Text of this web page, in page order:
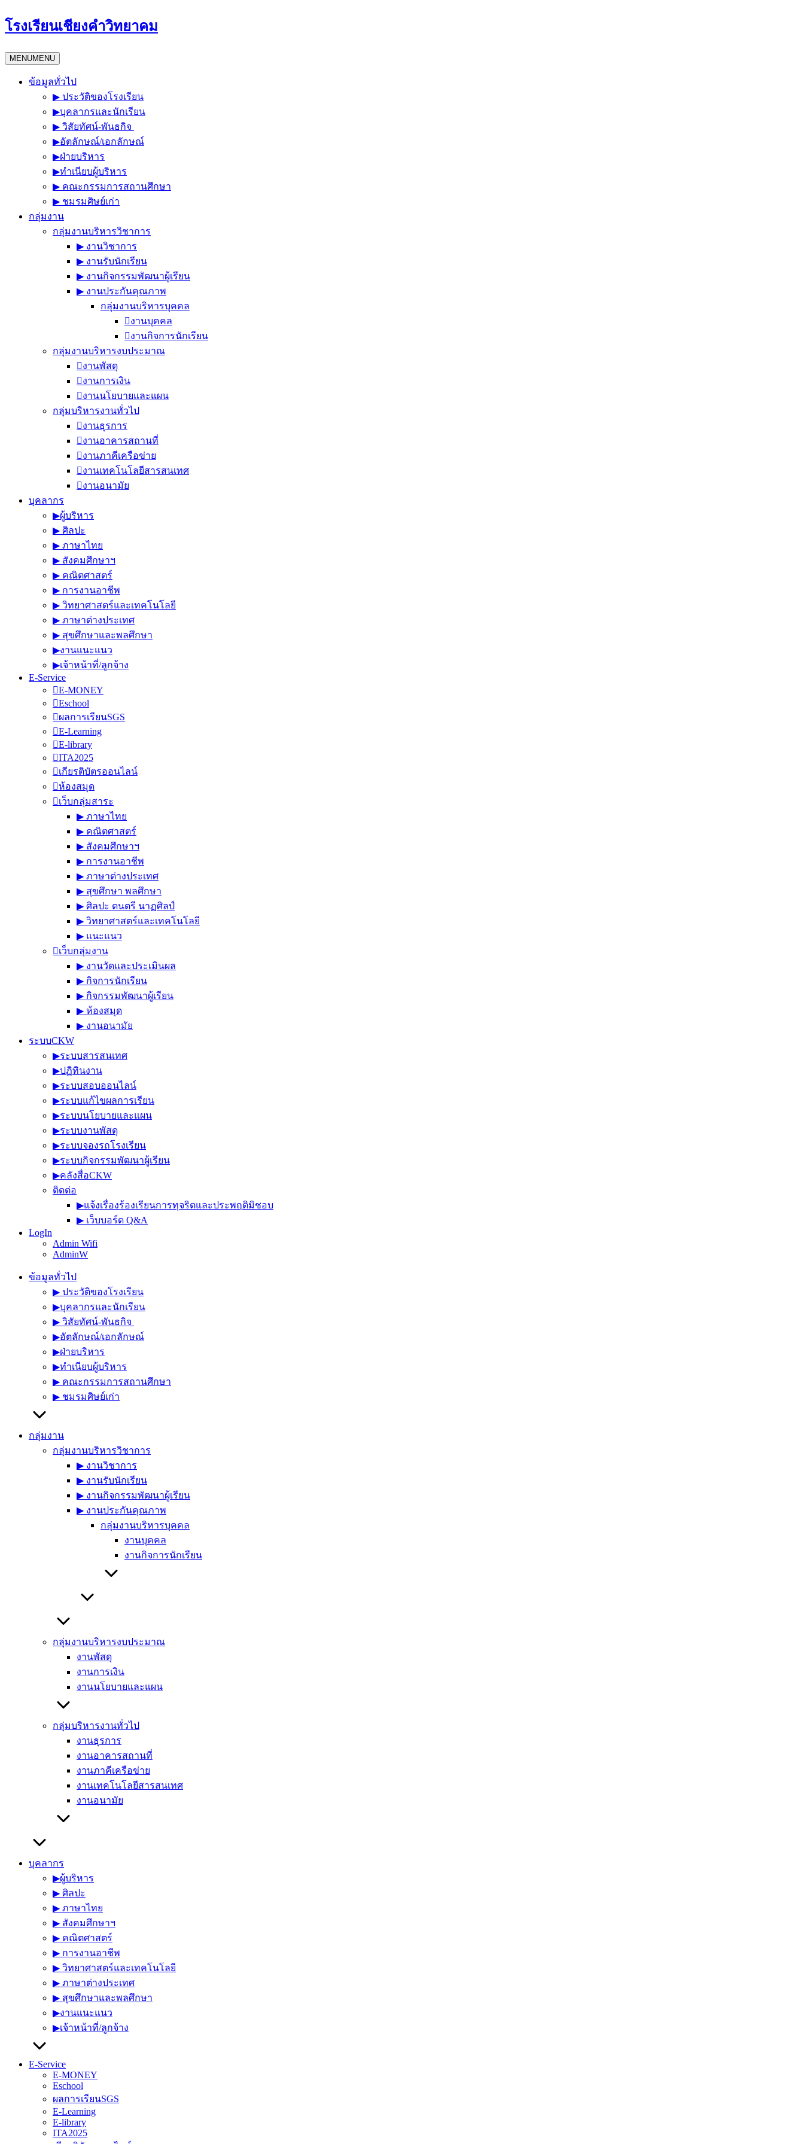
Skip
to
โรงเรียนเชียงคำวิทยาคม
MENUMENU
ข้อมูลทั่วไป
▶︎ ประวัติของโรงเรียน
▶︎บุคลากรและนักเรียน
▶︎ วิสัยทัศน์-พันธกิจ
▶︎อัตลักษณ์/เอกลักษณ์
▶︎ฝ่ายบริหาร
▶︎ทำเนียบผู้บริหาร
▶︎ คณะกรรมการสถานศึกษา
▶︎ ชมรมศิษย์เก่า
กลุ่มงาน
กลุ่มงานบริหารวิชาการ
▶︎ งานวิชาการ
▶︎ งานรับนักเรียน
▶︎ งานกิจกรรมพัฒนาผู้เรียน
▶︎ งานประกันคุณภาพ
กลุ่มงานบริหารบุคคล
งานบุคคล
งานกิจการนักเรียน
กลุ่มงานบริหารงบประมาณ
งานพัสดุ
งานการเงิน
งานนโยบายและแผน
กลุ่มบริหารงานทั่วไป
งานธุรการ
งานอาคารสถานที่
งานภาคีเครือข่าย
งานเทคโนโลยีสารสนเทศ
งานอนามัย
บุคลากร
▶︎ผู้บริหาร
▶︎ ศิลปะ
▶︎ ภาษาไทย
▶︎ สังคมศึกษาฯ
▶︎ คณิตศาสตร์
▶︎ การงานอาชีพ
▶︎ วิทยาศาสตร์และเทคโนโลยี
▶︎ ภาษาต่างประเทศ
▶︎ สุขศึกษาและพลศึกษา
▶︎งานแนะแนว
▶︎เจ้าหน้าที่/ลูกจ้าง
E-Service
E-MONEY
Eschool
ผลการเรียนSGS
E-Learning
E-library
ITA2025
เกียรติบัตรออนไลน์
ห้องสมุด
เว็บกลุ่มสาระ
▶︎ ภาษาไทย
▶︎ คณิตศาสตร์
▶︎ สังคมศึกษาฯ
▶︎ การงานอาชีพ
▶︎ ภาษาต่างประเทศ
▶︎ สุขศึกษา พลศึกษา
▶︎ ศิลปะ ดนตรี นาฏศิลป์
▶︎ วิทยาศาสตร์และเทคโนโลยี
▶︎ แนะแนว
เว็บกลุ่มงาน
▶︎ งานวัดและประเมินผล
▶︎ กิจการนักเรียน
▶︎ กิจกรรมพัฒนาผู้เรียน
▶︎ ห้องสมุด
▶︎ งานอนามัย
ระบบCKW
▶︎ระบบสารสนเทศ
▶︎ปฏิทินงาน
▶︎ระบบสอบออนไลน์
▶︎ระบบแก้ไขผลการเรียน
▶︎ระบบนโยบายและแผน
▶︎ระบบงานพัสดุ
▶︎ระบบจองรถโรงเรียน
▶︎ระบบกิจกรรมพัฒนาผู้เรียน
▶︎คลังสื่อCKW
ติดต่อ
▶︎แจ้งเรื่องร้องเรียนการทุจริตและประพฤติมิชอบ
▶︎ เว็บบอร์ด Q&A
LogIn
Admin Wifi
AdminW
ข้อมูลทั่วไป
▶︎ ประวัติของโรงเรียน
▶︎บุคลากรและนักเรียน
▶︎ วิสัยทัศน์-พันธกิจ
▶︎อัตลักษณ์/เอกลักษณ์
▶︎ฝ่ายบริหาร
▶︎ทำเนียบผู้บริหาร
▶︎ คณะกรรมการสถานศึกษา
▶︎ ชมรมศิษย์เก่า
กลุ่มงาน
กลุ่มงานบริหารวิชาการ
▶︎ งานวิชาการ
▶︎ งานรับนักเรียน
▶︎ งานกิจกรรมพัฒนาผู้เรียน
▶︎ งานประกันคุณภาพ
กลุ่มงานบริหารบุคคล
งานบุคคล
งานกิจการนักเรียน
กลุ่มงานบริหารงบประมาณ
งานพัสดุ
งานการเงิน
งานนโยบายและแผน
กลุ่มบริหารงานทั่วไป
งานธุรการ
งานอาคารสถานที่
งานภาคีเครือข่าย
งานเทคโนโลยีสารสนเทศ
งานอนามัย
บุคลากร
▶︎ผู้บริหาร
▶︎ ศิลปะ
▶︎ ภาษาไทย
▶︎ สังคมศึกษาฯ
▶︎ คณิตศาสตร์
▶︎ การงานอาชีพ
▶︎ วิทยาศาสตร์และเทคโนโลยี
▶︎ ภาษาต่างประเทศ
▶︎ สุขศึกษาและพลศึกษา
▶︎งานแนะแนว
▶︎เจ้าหน้าที่/ลูกจ้าง
E-Service
E-MONEY
Eschool
ผลการเรียนSGS
E-Learning
E-library
ITA2025